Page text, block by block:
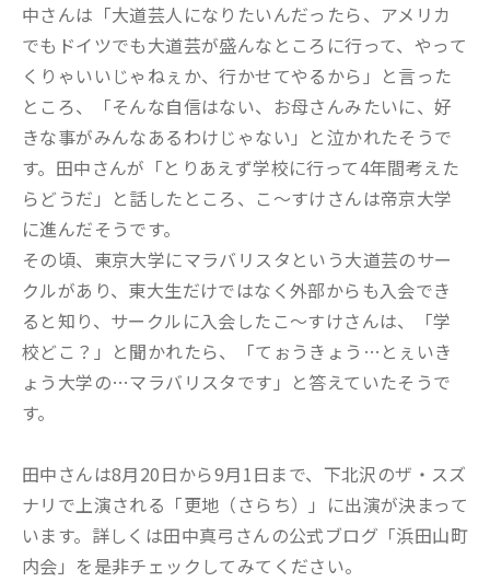
中さんは「大道芸人になりたいんだったら、アメリカ
でもドイツでも大道芸が盛んなところに行って、やって
くりゃいいじゃねぇか、行かせてやるから」と言った
ところ、「そんな自信はない、お母さんみたいに、好
きな事がみんなあるわけじゃない」と泣かれたそうで
す。田中さんが「とりあえず学校に行って4年間考えた
らどうだ」と話したところ、こ〜すけさんは帝京大学
に進んだそうです。
その頃、東京大学にマラバリスタという大道芸のサー
クルがあり、東大生だけではなく外部からも入会でき
ると知り、サークルに入会したこ〜すけさんは、「学
校どこ？」と聞かれたら、「てぉうきょう…とぇいき
ょう大学の…マラバリスタです」と答えていたそうで
す。
田中さんは8月20日から9月1日まで、下北沢のザ・スズ
ナリで上演される「更地（さらち）」に出演が決まって
います。詳しくは田中真弓さんの公式ブログ「浜田山町
内会」を是非チェックしてみてください。